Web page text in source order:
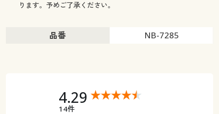
ります。予めご了承ください。
品番 NB-7285
4.29
14件